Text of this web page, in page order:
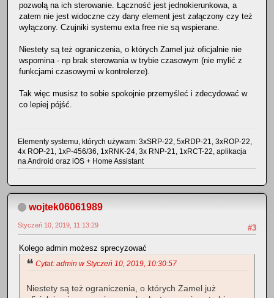
pozwolą na ich sterowanie. Łączność jest jednokierunkowa, a
zatem nie jest widoczne czy dany element jest załączony czy też
wyłączony. Czujniki systemu exta free nie są wspierane.
Niestety są też ograniczenia, o których Zamel już oficjalnie nie
wspomina - np brak sterowania w trybie czasowym (nie mylić z
funkcjami czasowymi w kontrolerze).
Tak więc musisz to sobie spokojnie przemyśleć i zdecydować w
co lepiej pójść.
Elementy systemu, których używam: 3xSRP-22, 5xRDP-21, 3xROP-22,
4x ROP-21, 1xP-456/36, 1xRNK-24, 3x RNP-21, 1xRCT-22, aplikacja
na Android oraz iOS + Home Assistant
wojtek06061989
#3
Styczeń 10, 2019, 11:13:29
Kolego admin możesz sprecyzować
Cytat: admin w Styczeń 10, 2019, 10:30:57
Niestety są też ograniczenia, o których Zamel już